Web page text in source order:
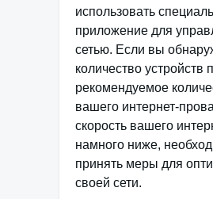
использовать
приложение для
сетью. Если вы
количество устройств
рекомендуемое
вашего интернет-
скорость вашего
намного ниже,
принять меры для
своей сети.